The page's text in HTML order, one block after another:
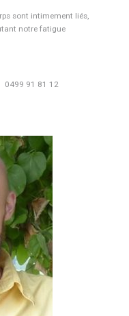
sont intimement liés,
notre fatigue
0499 91 81 12